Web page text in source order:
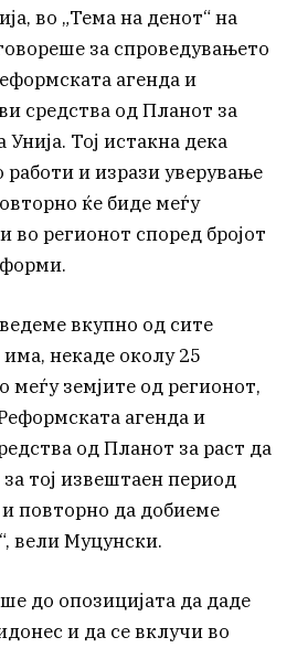
во „Тема на денот“ на
за спроведувањето
агенда и
средства од Планот за
Тој истакна дека
работи и изрази уверување
ќе биде меѓу
во регионот според бројот
вкупно од сите
некаде околу 25
земјите од регионот,
агенда и
од Планот за раст да
тој извештаен период
повторно да добиеме
вели Муцунски.
до опозицијата да даде
и да се вклучи во